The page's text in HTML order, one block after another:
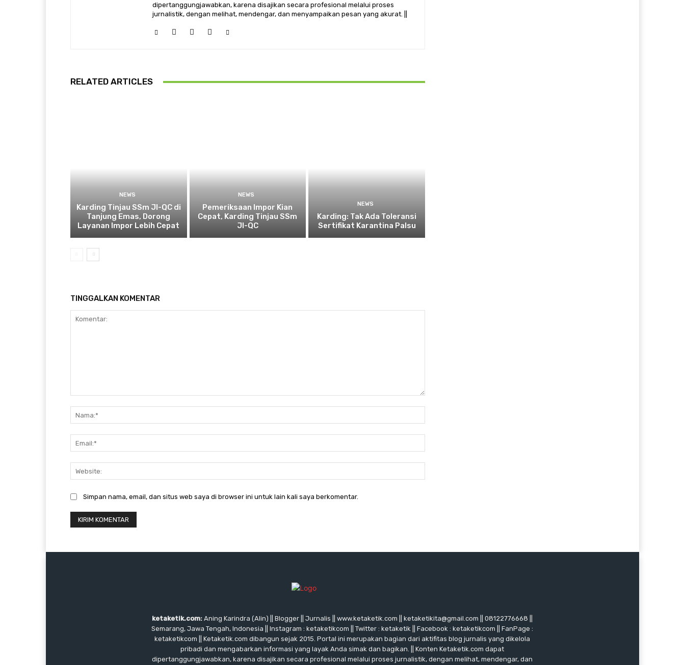
dipertanggungjawabkan, karena disajikan secara profesional melalui proses
jurnalistik, dengan melihat, mendengar, dan menyampaikan pesan yang akurat. ||
RELATED ARTICLES
NEWS
Karding Tinjau SSm JI-QC di
Tanjung Emas, Dorong
Layanan Impor Lebih Cepat
NEWS
Pemeriksaan Impor Kian
Cepat, Karding Tinjau SSm
JI-QC
NEWS
Karding: Tak Ada Toleransi
Sertifikat Karantina Palsu
TINGGALKAN KOMENTAR
Simpan nama, email, dan situs web saya di browser ini untuk lain kali saya berkomentar.
ketaketik.com: Aning Karindra (Alin) || Blogger || Jurnalis || www.ketaketik.com || ketaketikita@gmail.com || 08122776668 ||
Semarang, Jawa Tengah, Indonesia || Instagram : ketaketikcom || Twitter : ketaketik || Facebook : ketaketikcom || FanPage :
ketaketikcom || Ketaketik.com dibangun sejak 2015. Portal ini merupakan bagian dari aktifitas blog jurnalis yang dikelola
pribadi dan mengabarkan informasi yang layak Anda simak dan bagikan. || Konten Ketaketik.com dapat
dipertanggungjawabkan, karena disajikan secara profesional melalui proses jurnalistik, dengan melihat, mendengar, dan